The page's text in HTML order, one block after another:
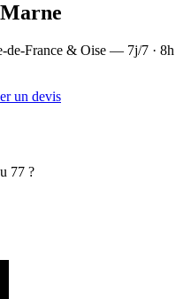
de-France & Oise — 7j/7 · 8h
un devis
77 ?